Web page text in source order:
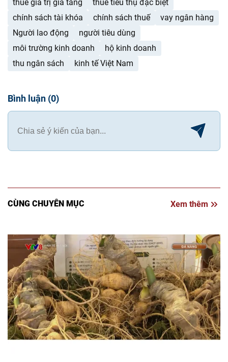
thuế giá trị gia tăng
thuế tiêu thụ đặc biệt
chính sách tài khóa
chính sách thuế
vay ngân hàng
Người lao động
người tiêu dùng
môi trường kinh doanh
hộ kinh doanh
thu ngân sách
kinh tế Việt Nam
Bình luận (0)
CÙNG CHUYÊN MỤC Xem thêm